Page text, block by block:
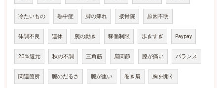
冷たいもの 熱中症 脚の痺れ 接骨院 原因不明
体調不良 連休 腕の動き 稼働制限 歩きすぎ Paypay
20％還元 秋の不調 三角筋 肩関節 膝が痛い バランス
関連箇所 腕のだるさ 腕が重い 巻き肩 胸を開く